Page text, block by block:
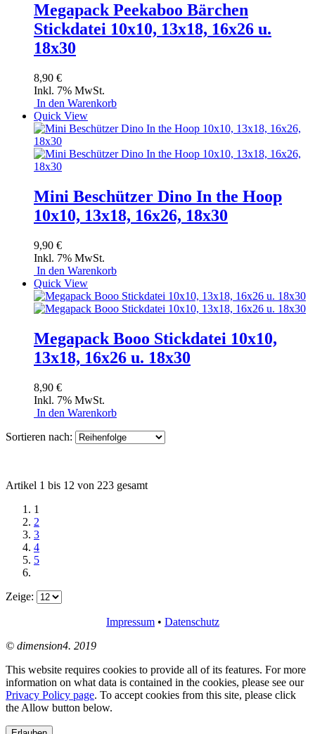
Megapack Peekaboo Bärchen
Stickdatei 10x10, 13x18, 16x26 u.
18x30
8,90 €
Inkl. 7% MwSt.
In den Warenkorb
Quick View
Mini Beschützer Dino In the Hoop
10x10, 13x18, 16x26, 18x30
9,90 €
Inkl. 7% MwSt.
In den Warenkorb
Quick View
Megapack Booo Stickdatei 10x10,
13x18, 16x26 u. 18x30
8,90 €
Inkl. 7% MwSt.
In den Warenkorb
Sortieren nach:
Artikel 1 bis 12 von 223 gesamt
1
2
3
4
5
Zeige:
Impressum • Datenschutz
© dimension4. 2019
This website requires cookies to provide all of its features. For more
information on what data is contained in the cookies, please see our
Privacy Policy page. To accept cookies from this site, please click
the Allow button below.